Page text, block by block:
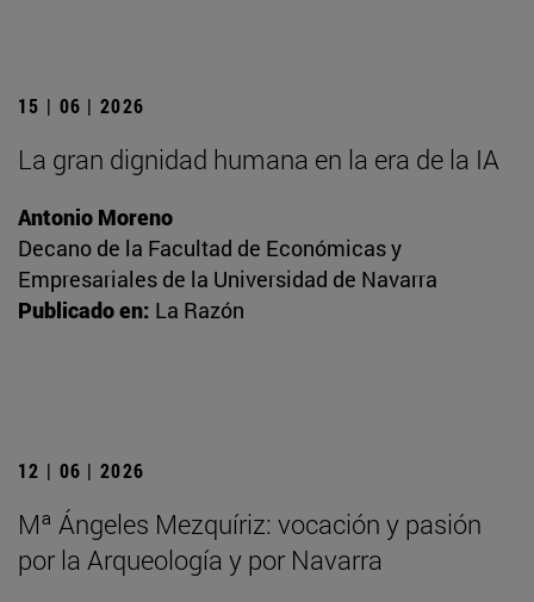
15 | 06 | 2026
La gran dignidad humana en la era de la IA
Antonio Moreno
Decano de la Facultad de Económicas y
Empresariales de la Universidad de Navarra
Publicado en: La Razón
12 | 06 | 2026
Mª Ángeles Mezquíriz: vocación y pasión
por la Arqueología y por Navarra